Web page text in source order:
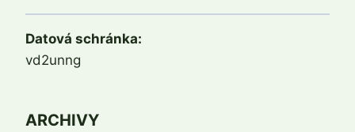
Datová schránka:
vd2unng
ARCHIVY